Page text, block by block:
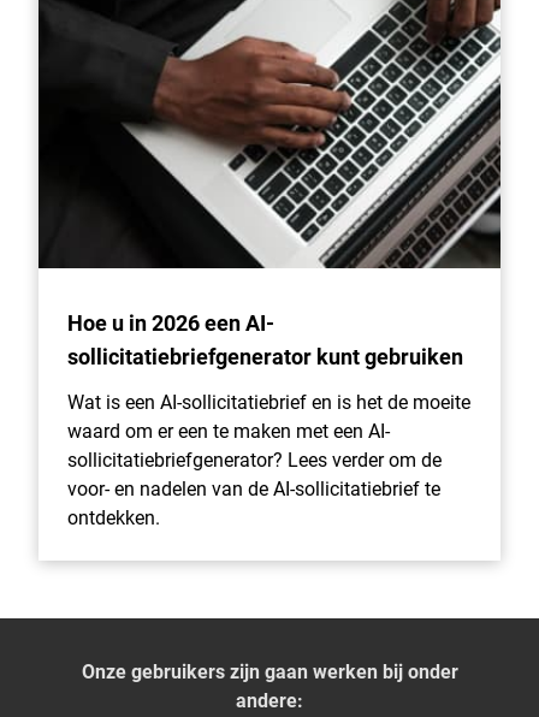
Hoe u in 2026 een AI-
sollicitatiebriefgenerator kunt gebruiken
Wat is een AI-sollicitatiebrief en is het de moeite
waard om er een te maken met een AI-
sollicitatiebriefgenerator? Lees verder om de
voor- en nadelen van de AI-sollicitatiebrief te
ontdekken.
Onze gebruikers zijn gaan werken bij onder
andere: